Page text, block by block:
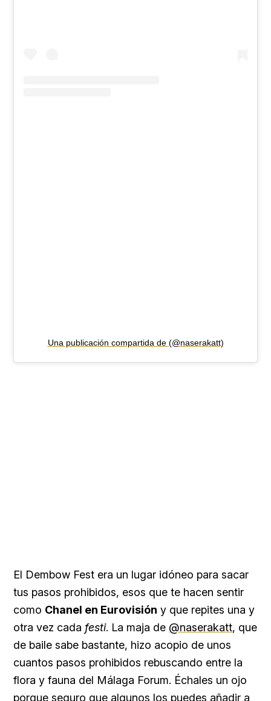
Una publicación compartida de (@naserakatt)
El Dembow Fest era un lugar idóneo para sacar
tus pasos prohibidos, esos que te hacen sentir
como Chanel en Eurovisión y que repites una y
otra vez cada festi. La maja de @naserakatt, que
de baile sabe bastante, hizo acopio de unos
cuantos pasos prohibidos rebuscando entre la
flora y fauna del Málaga Forum. Échales un ojo
porque seguro que algunos los puedes añadir a